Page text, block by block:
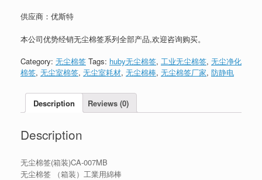
供应商：优斯特
本公司优势经销无尘棉签系列全部产品,欢迎咨询购买。
Category: 无尘棉签 Tags: huby无尘棉签, 工业无尘棉签, 无尘净化
棉签, 无尘室棉签, 无尘室耗材, 无尘棉棒, 无尘棉签厂家, 防静电
Description Reviews (0)
Description
无尘棉签(箱装)CA-007MB
无尘棉签 （箱装）工業用綿棒